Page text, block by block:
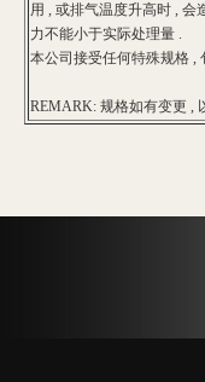
用 , 或排气温度升高时 , 会
力不能小于实际处理量 .
本公司接受任何特殊规格 ,
REMARK: 规格如有变更 ,